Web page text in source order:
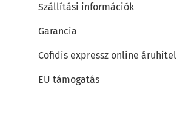
Szállítási információk
Garancia
Cofidis expressz online áruhitel
EU támogatás